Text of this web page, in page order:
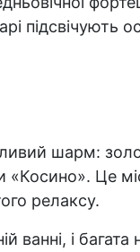
підсвічують
шарм:
«Косино». Це
релаксу.
ванні, і